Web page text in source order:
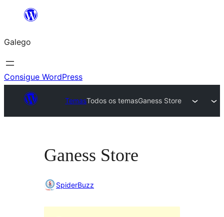
Saltar
contido
Galego
Consigue WordPress
TemasTodos os temasGaness Store
Ganess Store
SpiderBuzz